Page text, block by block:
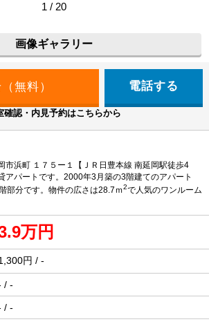
1 / 20
画像ギャラリー
電話する
確認・内見予約はこちらから
市浜町 １７５ー１【ＪＲ日豊本線 南延岡駅徒歩4
アパートです。2000年3月築の3階建てのアパート
部分です。物件の広さは28.7ｍ2で人気のワンルーム
万円
円 / -
/ -
/ -